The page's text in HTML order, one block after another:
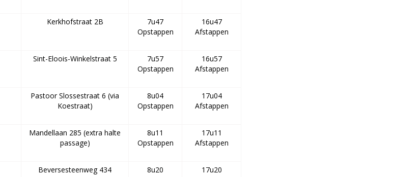
Kerkhofstraat 2B
7u47
Opstappen
16u47
Afstappen
Sint-Eloois-Winkelstraat 5
7u57
Opstappen
16u57
Afstappen
Pastoor Slossestraat 6 (via
Koestraat)
8u04
Opstappen
17u04
Afstappen
Mandellaan 285 (extra halte
passage)
8u11
Opstappen
17u11
Afstappen
Beversesteenweg 434
8u20
17u20